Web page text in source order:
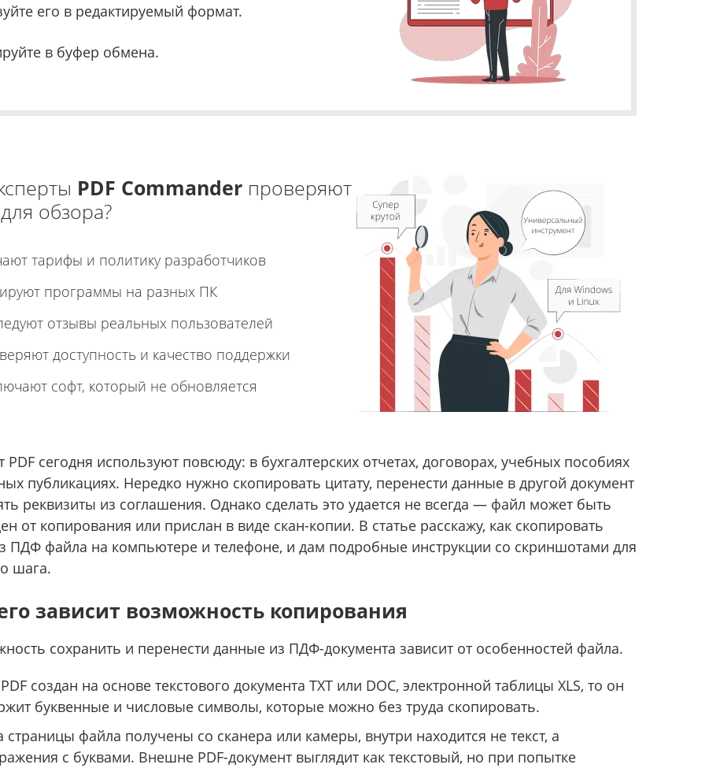
его в редактируемый формат.
в буфер обмена.
PDF Commander проверяют
обзора?
тарифы и политику разработчиков
программы на разных ПК
отзывы реальных пользователей
доступность и качество поддержки
софт, который не обновляется
сегодня используют повсюду: в бухгалтерских отчетах, договорах, учебных пособиях
публикациях. Нередко нужно скопировать цитату, перенести данные в другой документ
реквизиты из соглашения. Однако сделать это удается не всегда — файл может быть
от копирования или прислан в виде скан-копии. В статье расскажу, как скопировать
ПДФ файла на компьютере и телефоне, и дам подробные инструкции со скриншотами для
шага.
зависит возможность копирования
сохранить и перенести данные из ПДФ-документа зависит от особенностей файла.
создан на основе текстового документа TXT или DOC, электронной таблицы XLS, то он
буквенные и числовые символы, которые можно без труда скопировать.
страницы файла получены со сканера или камеры, внутри находится не текст, а
с буквами. Внешне PDF-документ выглядит как текстовый, но при попытке